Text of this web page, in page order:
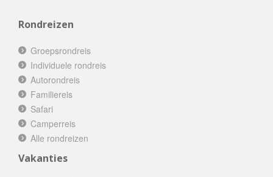
Rondreizen
Groepsrondreis
Individuele rondreis
Autorondreis
Familiereis
Safari
Camperreis
Alle rondreizen
Vakanties